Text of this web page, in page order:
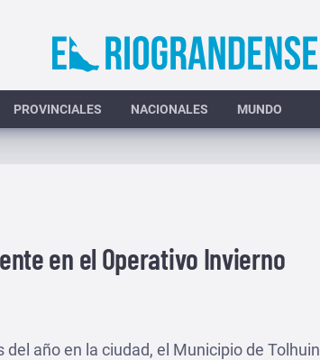
PROVINCIALES NACIONALES MUNDO
en el Operativo Invierno
año en la ciudad, el Municipio de Tolhuin